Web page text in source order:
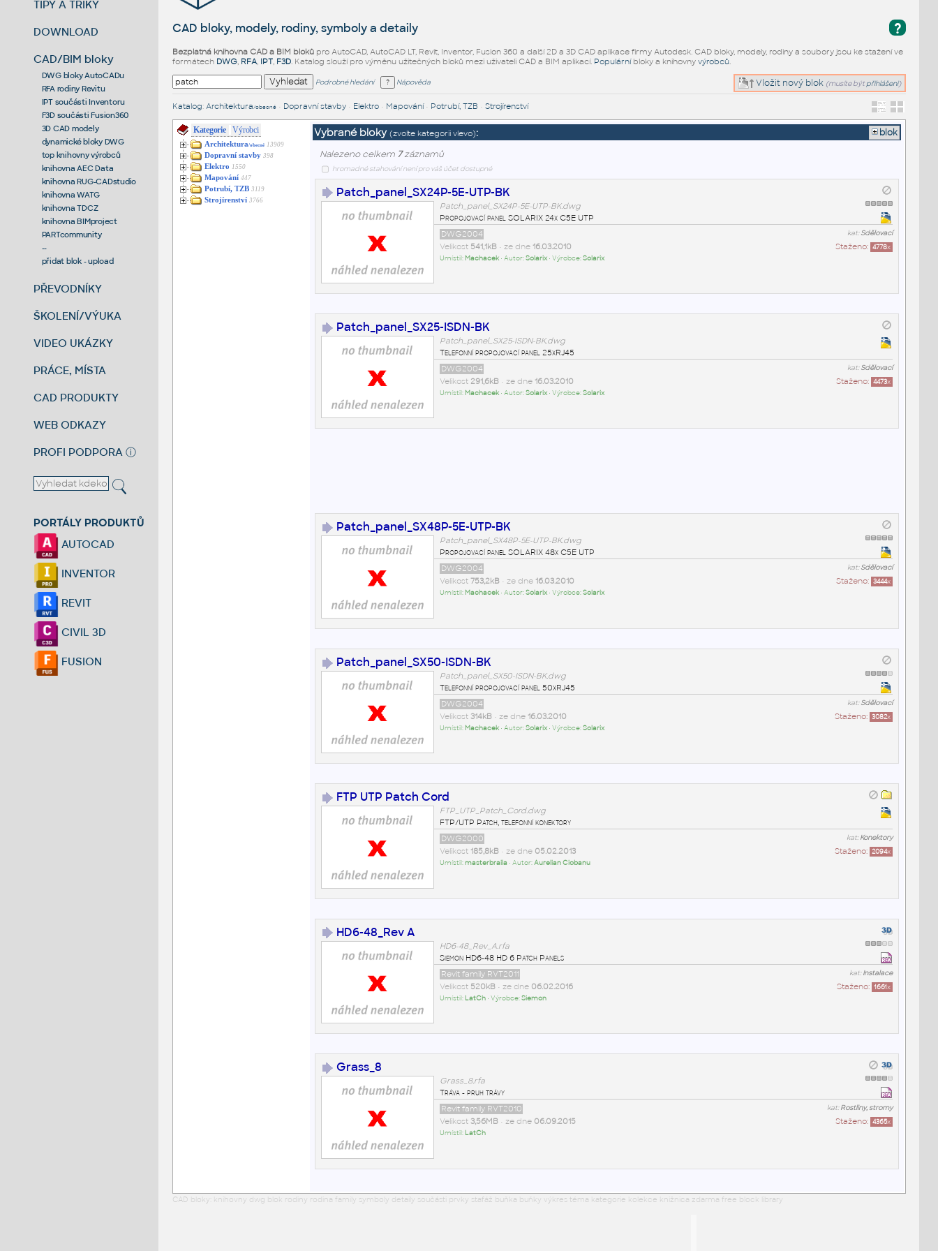
TIPY A TRIKY
DOWNLOAD
CAD/BIM bloky
DWG bloky AutoCADu
RFA rodiny Revitu
IPT součásti Inventoru
F3D součásti Fusion360
3D CAD modely
dynamické bloky DWG
top knihovny výrobců
knihovna AEC Data
knihovna RUG-CADstudio
knihovna WATG
knihovna TDCZ
knihovna BIMproject
PARTcommunity
--
přidat blok - upload
PŘEVODNÍKY
ŠKOLENÍ/VÝUKA
VIDEO UKÁZKY
PRÁCE, MÍSTA
CAD PRODUKTY
WEB ODKAZY
PROFI PODPORA ⓘ
PORTÁLY PRODUKTŮ
AUTOCAD
INVENTOR
REVIT
CIVIL 3D
FUSION
?
CAD bloky, modely, rodiny, symboly a detaily
Bezplatná knihovna CAD a BIM blokůpro AutoCAD, AutoCAD LT, Revit, Inventor, Fusion 360 a další 2D a 3D CAD aplikace firmy Autodesk. CAD bloky, modely, rodiny a soubory jsou ke stažení ve
formátech DWG, RFA, IPT, F3D. Katalog slouží pro výměnu užitečných bloků mezi uživateli CAD a BIM aplikací. Populárníbloky a knihovny výrobců.
Vložit nový blok (musíte být přihlášeni)
Podrobné hledání Nápověda
Katalog: Architektura /obecné• Dopravní stavby• Elektro• Mapování• Potrubí, TZB • Strojírenství
Kategorie Výrobci
Architektura/obecné 13909
Dopravní stavby 398
Elektro 1550
Mapování 447
Potrubí, TZB 3119
Strojírenství 3766
Vybrané bloky (zvolte kategorii vlevo):
blok
Nalezeno celkem 7záznamů
hromadné stahování není pro váš účet dostupné
Patch_panel_SX24P-5E-UTP-BK
Patch_panel_SX24P-5E-UTP-BK.dwg
Propojovací panel SOLARIX 24x C5E UTP
kat:Sdělovací
DWG2004
Staženo: 4778x
Velikost 541,1kB• ze dne 16.03.2010
Umístil: Machacek• Autor:Solarix• Výrobce:Solarix
Patch_panel_SX25-ISDN-BK
Patch_panel_SX25-ISDN-BK.dwg
Telefonní propojovací panel 25xRJ45
kat:Sdělovací
DWG2004
Staženo: 4473x
Velikost 291,6kB• ze dne 16.03.2010
Umístil: Machacek• Autor:Solarix• Výrobce:Solarix
Patch_panel_SX48P-5E-UTP-BK
Patch_panel_SX48P-5E-UTP-BK.dwg
Propojovací panel SOLARIX 48x C5E UTP
kat:Sdělovací
DWG2004
Staženo: 3444x
Velikost 753,2kB• ze dne 16.03.2010
Umístil: Machacek• Autor:Solarix• Výrobce:Solarix
Patch_panel_SX50-ISDN-BK
Patch_panel_SX50-ISDN-BK.dwg
Telefonní propojovací panel 50xRJ45
kat:Sdělovací
DWG2004
Staženo: 3082x
Velikost 314kB• ze dne 16.03.2010
Umístil: Machacek• Autor:Solarix• Výrobce:Solarix
FTP UTP Patch Cord
FTP_UTP_Patch_Cord.dwg
FTP/UTP Patch, telefonní konektory
kat:Konektory
DWG2000
Staženo: 2094x
Velikost 185,8kB• ze dne 05.02.2013
Umístil:masterbraila • Autor:Aurelian Ciobanu
HD6-48_Rev A
HD6-48_Rev_A.rfa
Siemon HD6-48 HD 6 Patch Panels
kat:Instalace
Revit family RVT2011
Staženo: 1661x
Velikost 520kB• ze dne 06.02.2016
Umístil: LatCh• Výrobce:Siemon
Grass_8
Grass_8.rfa
Tráva - pruh trávy
kat:Rostliny, stromy
Revit family RVT2010
Staženo: 4365x
Velikost 3,56MB• ze dne 06.09.2015
Umístil: LatCh
CAD bloky: knihovny dwg blok rodiny rodina family symboly detaily součásti prvky stafáž buňka buňky výkres téma kategorie kolekce knižnica zdarma free block library